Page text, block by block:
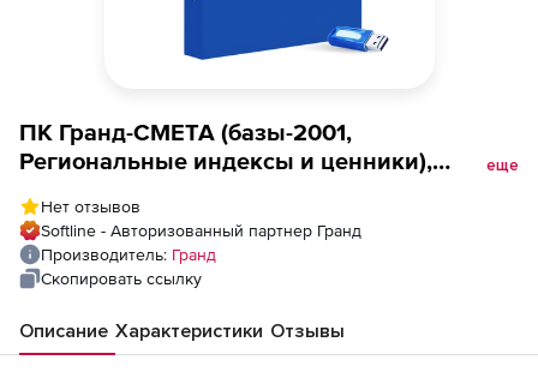
ПК Гранд-СМЕТА (базы-2001,
Региональные индексы и ценники),
область Доп. место
еще
Нет отзывов
Softline - Авторизованный партнер Гранд
Производитель: Гранд
Скопировать ссылку
Описание Характеристики Отзывы